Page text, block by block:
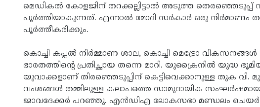
മെഡികൽ കോളജിന് തറക്കല്ലിട്ടാൽ അടുത്ത തെരഞ്ഞെടുപ്പ്
പൂർത്തിയാകുന്നത്. എന്നാൽ മോദി സർകാർ ഒരു
പൂർത്തീകരിക്കും.
കൊച്ചി കപ്പൽ നിർമ്മാണ ശാല, കൊച്ചി മെട്രോ
ഭാരതത്തിൻ്റെ പ്രതിച്ഛായ തന്നെ മാറി. യുക്രൈനിൽ യുദ്ധ
യുവാക്കളാണ് തിരഞ്ഞെടുപ്പിന് കെട്ടിവെക്കാനുള്ള തുക വി.
വംശങ്ങൾ തമ്മിലുള്ള കലാപത്തെ സാമുദായിക സംഘർഷമായി
ജാവദേക്കർ പറഞ്ഞു. എൻഡിഎ ലോകസഭാ മണ്ഡലം